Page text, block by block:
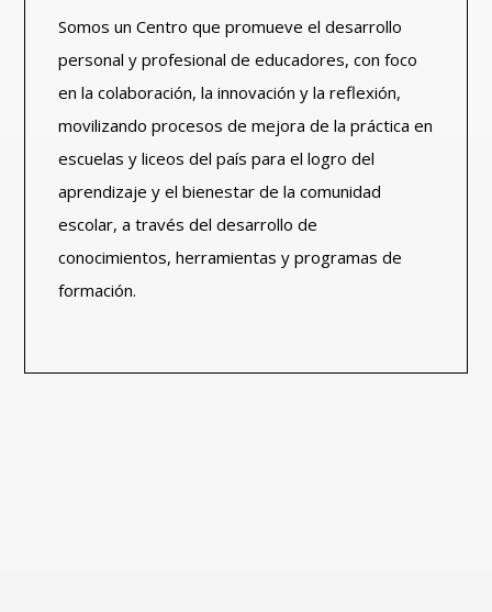
Somos un Centro que promueve el desarrollo
personal y profesional de educadores, con foco
en la colaboración, la innovación y la reflexión,
movilizando procesos de mejora de la práctica en
escuelas y liceos del país para el logro del
aprendizaje y el bienestar de la comunidad
escolar, a través del desarrollo de
conocimientos, herramientas y programas de
formación.